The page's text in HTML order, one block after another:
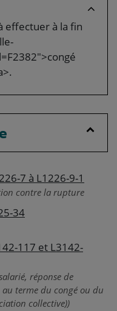
effectuer à la fin
7 à L1226-9-1
contre la rupture
34
117 et L3142-
réponse de
terme du congé ou du
collective))